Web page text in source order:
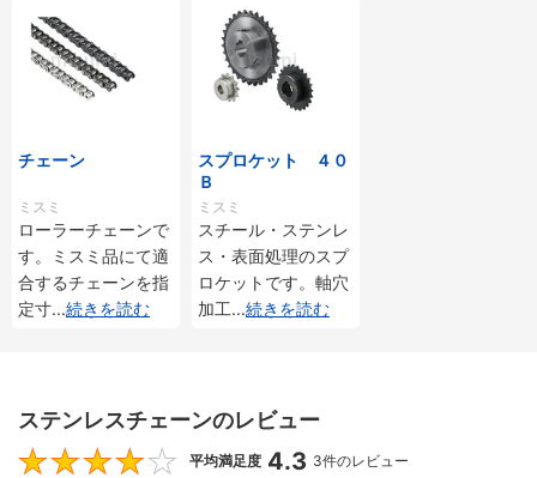
チェーン
ミスミ
ローラーチェーンで
す。ミスミ品にて適
合するチェーンを指
定寸...続きを読む
スプロケット ４０
Ｂ
ミスミ
スチール・ステンレ
ス・表面処理のスプ
ロケットです。軸穴
加工...続きを読む
ステンレスチェーンのレビュー
4.3
平均満足度 4.3 3件のレビュー